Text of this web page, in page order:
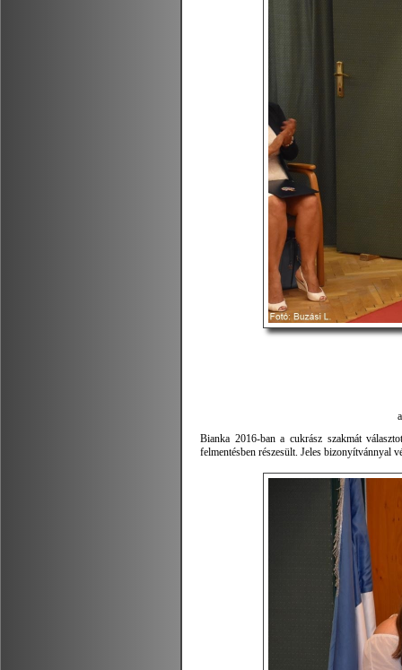
Bianka 2016-ban a cukrász szakmát
felmentésben részesült. Jeles bizonyítvánnyal